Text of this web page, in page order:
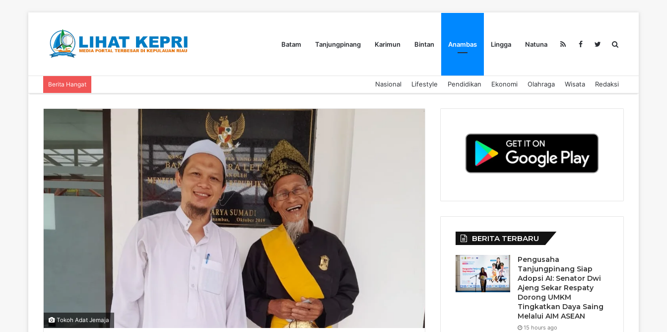
Batam Tanjungpinang Karimun Bintan Anambas Lingga Natuna
Berita Hangat Nasional Lifestyle Pendidikan Ekonomi Olahraga Wisata Redaksi
Tokoh Adat Jemaja
BERITA TERBARU
Pengusaha
Tanjungpinang Siap
Adopsi AI: Senator Dwi
Ajeng Sekar Respaty
Dorong UMKM
Tingkatkan Daya Saing
Melalui AIM ASEAN
15 hours ago